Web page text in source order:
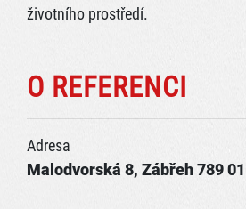
životního prostředí.
O REFERENCI
Adresa
Malodvorská 8, Zábřeh 789 01